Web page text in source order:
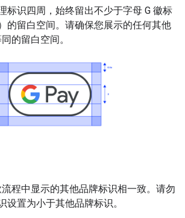
标识四周，始终留出不少于字母 G 徽标
的留白空间。请确保您展示的任何其他
的留白空间。
程中显示的其他品牌标识相一致。请勿
设置为小于其他品牌标识。